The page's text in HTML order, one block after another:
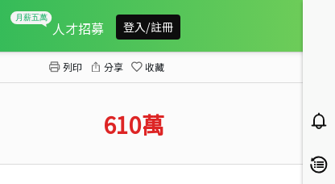
人才招募 登入/註冊
列印 分享 收藏
610萬